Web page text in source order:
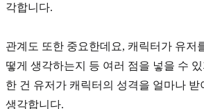
각합니다.
관계도 또한 중요한데요, 캐릭터가 유저
떻게 생각하는지 등 여러 점을 넣을 수
한 건 유저가 캐릭터의 성격을 얼마나 받
생각합니다.